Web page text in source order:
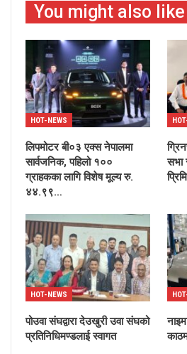
You might also like
HOT-NEWS
लिपमोटर बी०३ एक्स नेपालमा
सार्वजनिक, पहिलो १००
ग्राहकका लागि विशेष मूल्य रु.
४४.९९…
सभा
HOT-NEWS
पोउवा संघद्वारा देउखुरी उवा संघको
प्रतिनिधिमण्डलाई स्वागत